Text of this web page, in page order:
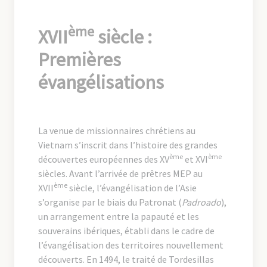
XVIIème siècle :
Premières
évangélisations
La venue de missionnaires chrétiens au
Vietnam s’inscrit dans l’histoire des grandes
découvertes européennes des XVème et XVI ème
siècles. Avant l’arrivée de prêtres MEP au
XVII ème siècle, l’évangélisation de l’Asie
s’organise par le biais du Patronat (Padroado),
un arrangement entre la papauté et les
souverains ibériques, établi dans le cadre de
l’évangélisation des territoires nouvellement
découverts. En 1494, le traité de Tordesillas